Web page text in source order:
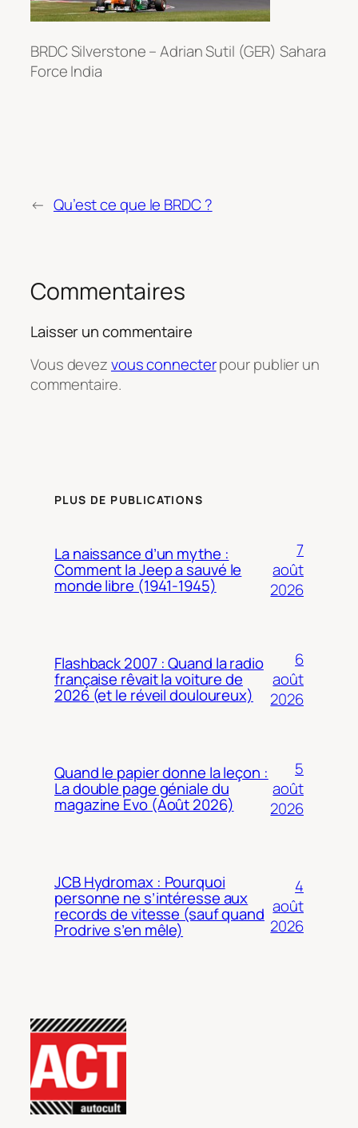
BRDC Silverstone – Adrian Sutil (GER) Sahara
Force India
← Qu’est ce que le BRDC ?
Commentaires
Laisser un commentaire
Vous devezvous connecterpour publier un
commentaire.
PLUS DE PUBLICATIONS
La naissance d’un mythe :
Comment la Jeep a sauvé le
monde libre (1941-1945)
7
août
2026
Flashback 2007 : Quand la radio
française rêvait la voiture de
2026 (et le réveil douloureux)
6
août
2026
Quand le papier donne la leçon :
La double page géniale du
magazine Evo (Août 2026)
5
août
2026
JCB Hydromax : Pourquoi
personne ne s’intéresse aux
records de vitesse (sauf quand
Prodrive s’en mêle)
4
août
2026